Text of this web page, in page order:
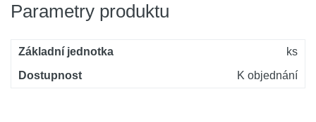
Parametry produktu
Základní jednotka
ks
Dostupnost
K objednání